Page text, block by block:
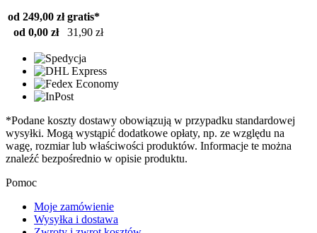
od 249,00 zł gratis*
od 0,00 zł
31,90 zł
*Podane koszty dostawy obowiązują w przypadku standardowej
wysyłki. Mogą wystąpić dodatkowe opłaty, np. ze względu na
wagę, rozmiar lub właściwości produktów. Informacje te można
znaleźć bezpośrednio w opisie produktu.
Pomoc
Moje zamówienie
Wysyłka i dostawa